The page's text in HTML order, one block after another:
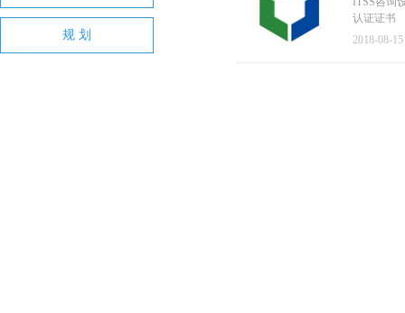
认证证书
2018-08-15
规 划